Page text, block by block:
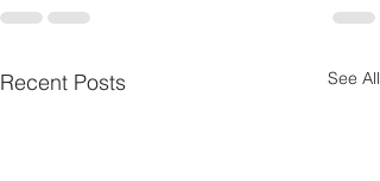
Recent Posts See All